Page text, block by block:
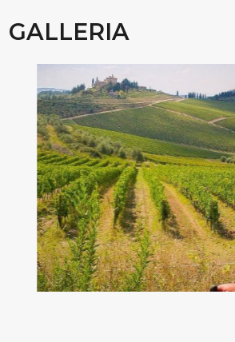
GALLERIA